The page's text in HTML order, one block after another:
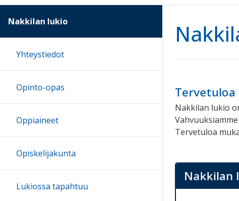
Nakkilan lukio
Tervetuloa
Nakkilan
Nakkilan lukio
Yhteystiedot
Opinto-opas
Oppiaineet
Opiskelijakunta
Lukiossa tapahtuu